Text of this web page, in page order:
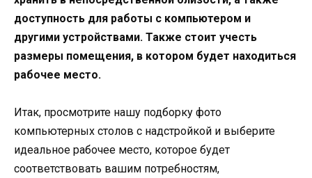
доступность для работы с компьютером и
другими устройствами. Также стоит учесть
размеры помещения, в котором будет находиться
рабочее место.
Итак, просмотрите нашу подборку фото
компьютерных столов с надстройкой и выберите
идеальное рабочее место, которое будет
соответствовать вашим потребностям,